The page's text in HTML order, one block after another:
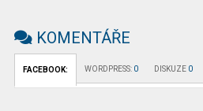
KOMENTÁŘE
FACEBOOK: WORDPRESS: 0 DISKUZE 0